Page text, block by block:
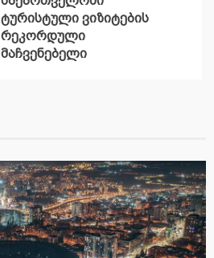
ტურისტული ვიზიტების
რეკორდული
მაჩვენებელი